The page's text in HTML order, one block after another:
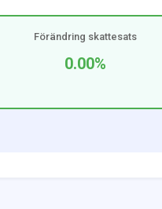
Förändring skattesats
0.00%